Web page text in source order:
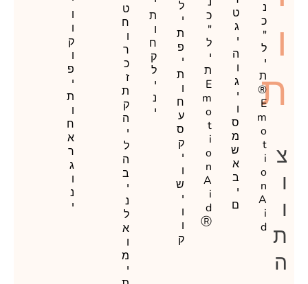
ו
ת
צ
ו
ו
ת
ה
נ
כ
"
ל
י
ת
®
E
m
o
t
i
o
n
A
i
d
ט
ג
י
ה
ו
ג
י
ו
ס
מ
ש
א
ב
י
ם
כ
"
ל
י
ת
E
m
o
t
i
o
n
A
i
d
Ⓡ
ל
י
ת
פ
י
ת
ו
ח
ע
ס
ק
י
ו
ש
י
ו
ו
ק
ת
ו
ח
ק
ל
י
נ
י
ט
ח
ו
ר
כ
ז
ת
ק
ה
י
ל
ה
ב
י
נ
ל
א
ו
מ
י
ו
ו
ק
ו
פ
י
ת
ו
ח
א
ר
ג
ו
נ
י